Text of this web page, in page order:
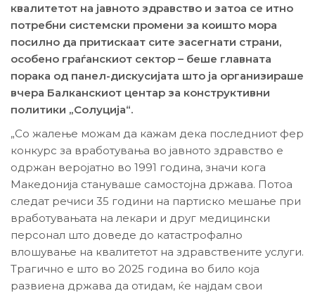
квалитетот на јавното здравство и затоа се итно
потребни системски промени за коишто мора
посилно да притискаат сите засегнати страни,
особено граѓанскиот сектор – беше главната
порака од панел-дискусијата што ја организираше
вчера Балканскиот центар за конструктивни
политики „Солуција“.
„Со жалење можам да кажам дека последниот фер
конкурс за вработувања во јавното здравство е
одржан веројатно во 1991 година, значи кога
Македонија стануваше самостојна држава. Потоа
следат речиси 35 години на партиско мешање при
вработувањата на лекари и друг медицински
персонал што доведе до катастрофално
влошување на квалитетот на здравствените услуги.
Трагично е што во 2025 година во било која
развиена држава да отидам, ќе најдам свои